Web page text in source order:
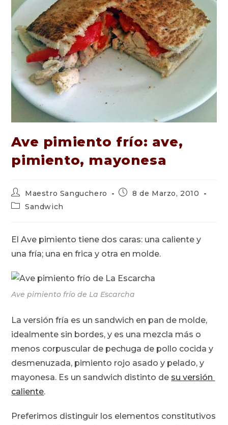
Ave pimiento frío: ave,
pimiento, mayonesa
Autor
de
la
Maestro Sanguchero
Publicación
8 de Marzo, 2010
Categoría
entrada:
Sandwich
El Ave pimiento tiene dos caras: una caliente y
una fría; una en frica y otra en molde.
Ave pimiento frío de La Escarcha
La versión fría es un sandwich en pan de molde,
idealmente sin bordes, y es una mezcla más o
menos corpuscular de pechuga de pollo cocida y
desmenuzada, pimiento rojo asado y pelado, y
mayonesa. Es un sandwich distinto de su versión
caliente.
Preferimos distinguir los elementos constitutivos